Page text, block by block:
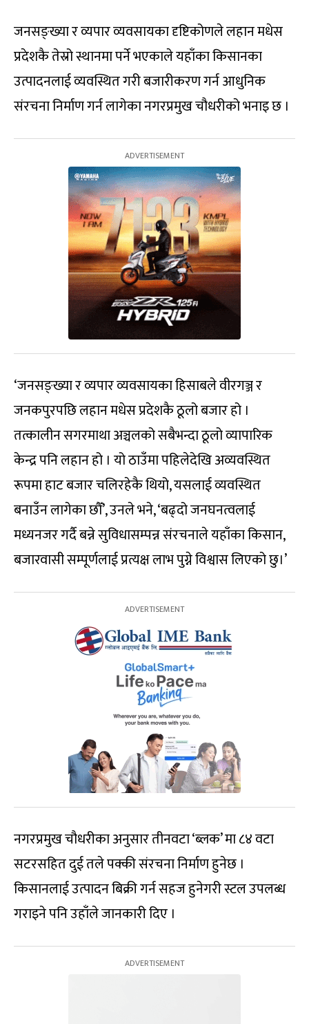
जनसङ्ख्या र व्यपार व्यवसायका दृष्टिकोणले लहान मधेस
प्रदेशकै तेस्रो स्थानमा पर्ने भएकाले यहाँका किसानका
उत्पादनलाई व्यवस्थित गरी बजारीकरण गर्न आधुनिक
संरचना निर्माण गर्न लागेका नगरप्रमुख चौधरीको भनाइ छ ।
‘जनसङ्ख्या र व्यपार व्यवसायका हिसाबले वीरगञ्ज र
जनकपुरपछि लहान मधेस प्रदेशकै ठूलो बजार हो ।
तत्कालीन सगरमाथा अञ्चलको सबैभन्दा ठूलो व्यापारिक
केन्द्र पनि लहान हो । यो ठाउँमा पहिलेदेखि अव्यवस्थित
रूपमा हाट बजार चलिरहेकै थियो, यसलाई व्यवस्थित
बनाउँन लागेका छौँ’, उनले भने, ‘बढ्दो जनघनत्वलाई
मध्यनजर गर्दै बन्ने सुविधासम्पन्न संरचनाले यहाँका किसान,
बजारवासी सम्पूर्णलाई प्रत्यक्ष लाभ पुग्ने विश्वास लिएको छु।’
नगरप्रमुख चौधरीका अनुसार तीनवटा ‘ब्लक’ मा ८४ वटा
सटरसहित दुई तले पक्की संरचना निर्माण हुनेछ ।
किसानलाई उत्पादन बिक्री गर्न सहज हुनेगरी स्टल उपलब्ध
गराइने पनि उहाँले जानकारी दिए ।